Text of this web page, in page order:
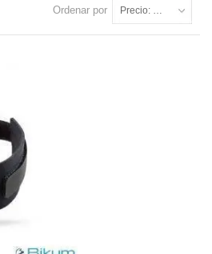
Ordenar por Precio: más baratos primero